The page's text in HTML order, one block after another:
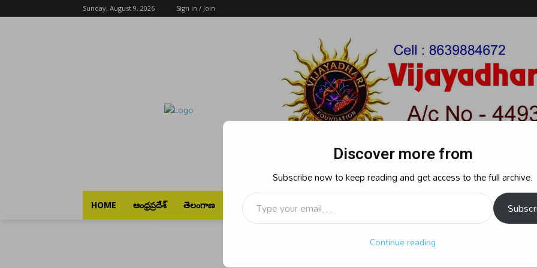
Sunday, August 9, 2026 Sign in / Join
HOME ఆంధ్రప్రదేశ్ తెలంగాణ భారత్ రాజకీయం క్రైమ్ బిజినెస్
Discover more from
Subscribe now to keep reading and get access to the full archive.
Type your email…
Continue reading